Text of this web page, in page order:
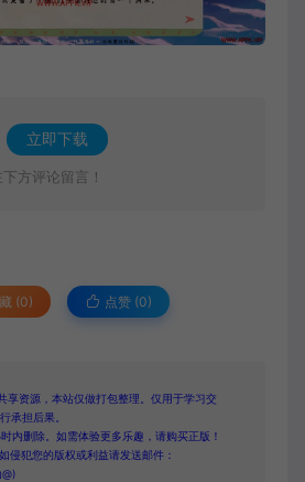
立即下载
方评论留言！
(0) 点赞 (0)
享资源，本站仅做打包整理。仅用于学习交
承担后果。
内删除。如需体验更多乐趣，请购买正版！
侵犯您的版权或利益请发送邮件：